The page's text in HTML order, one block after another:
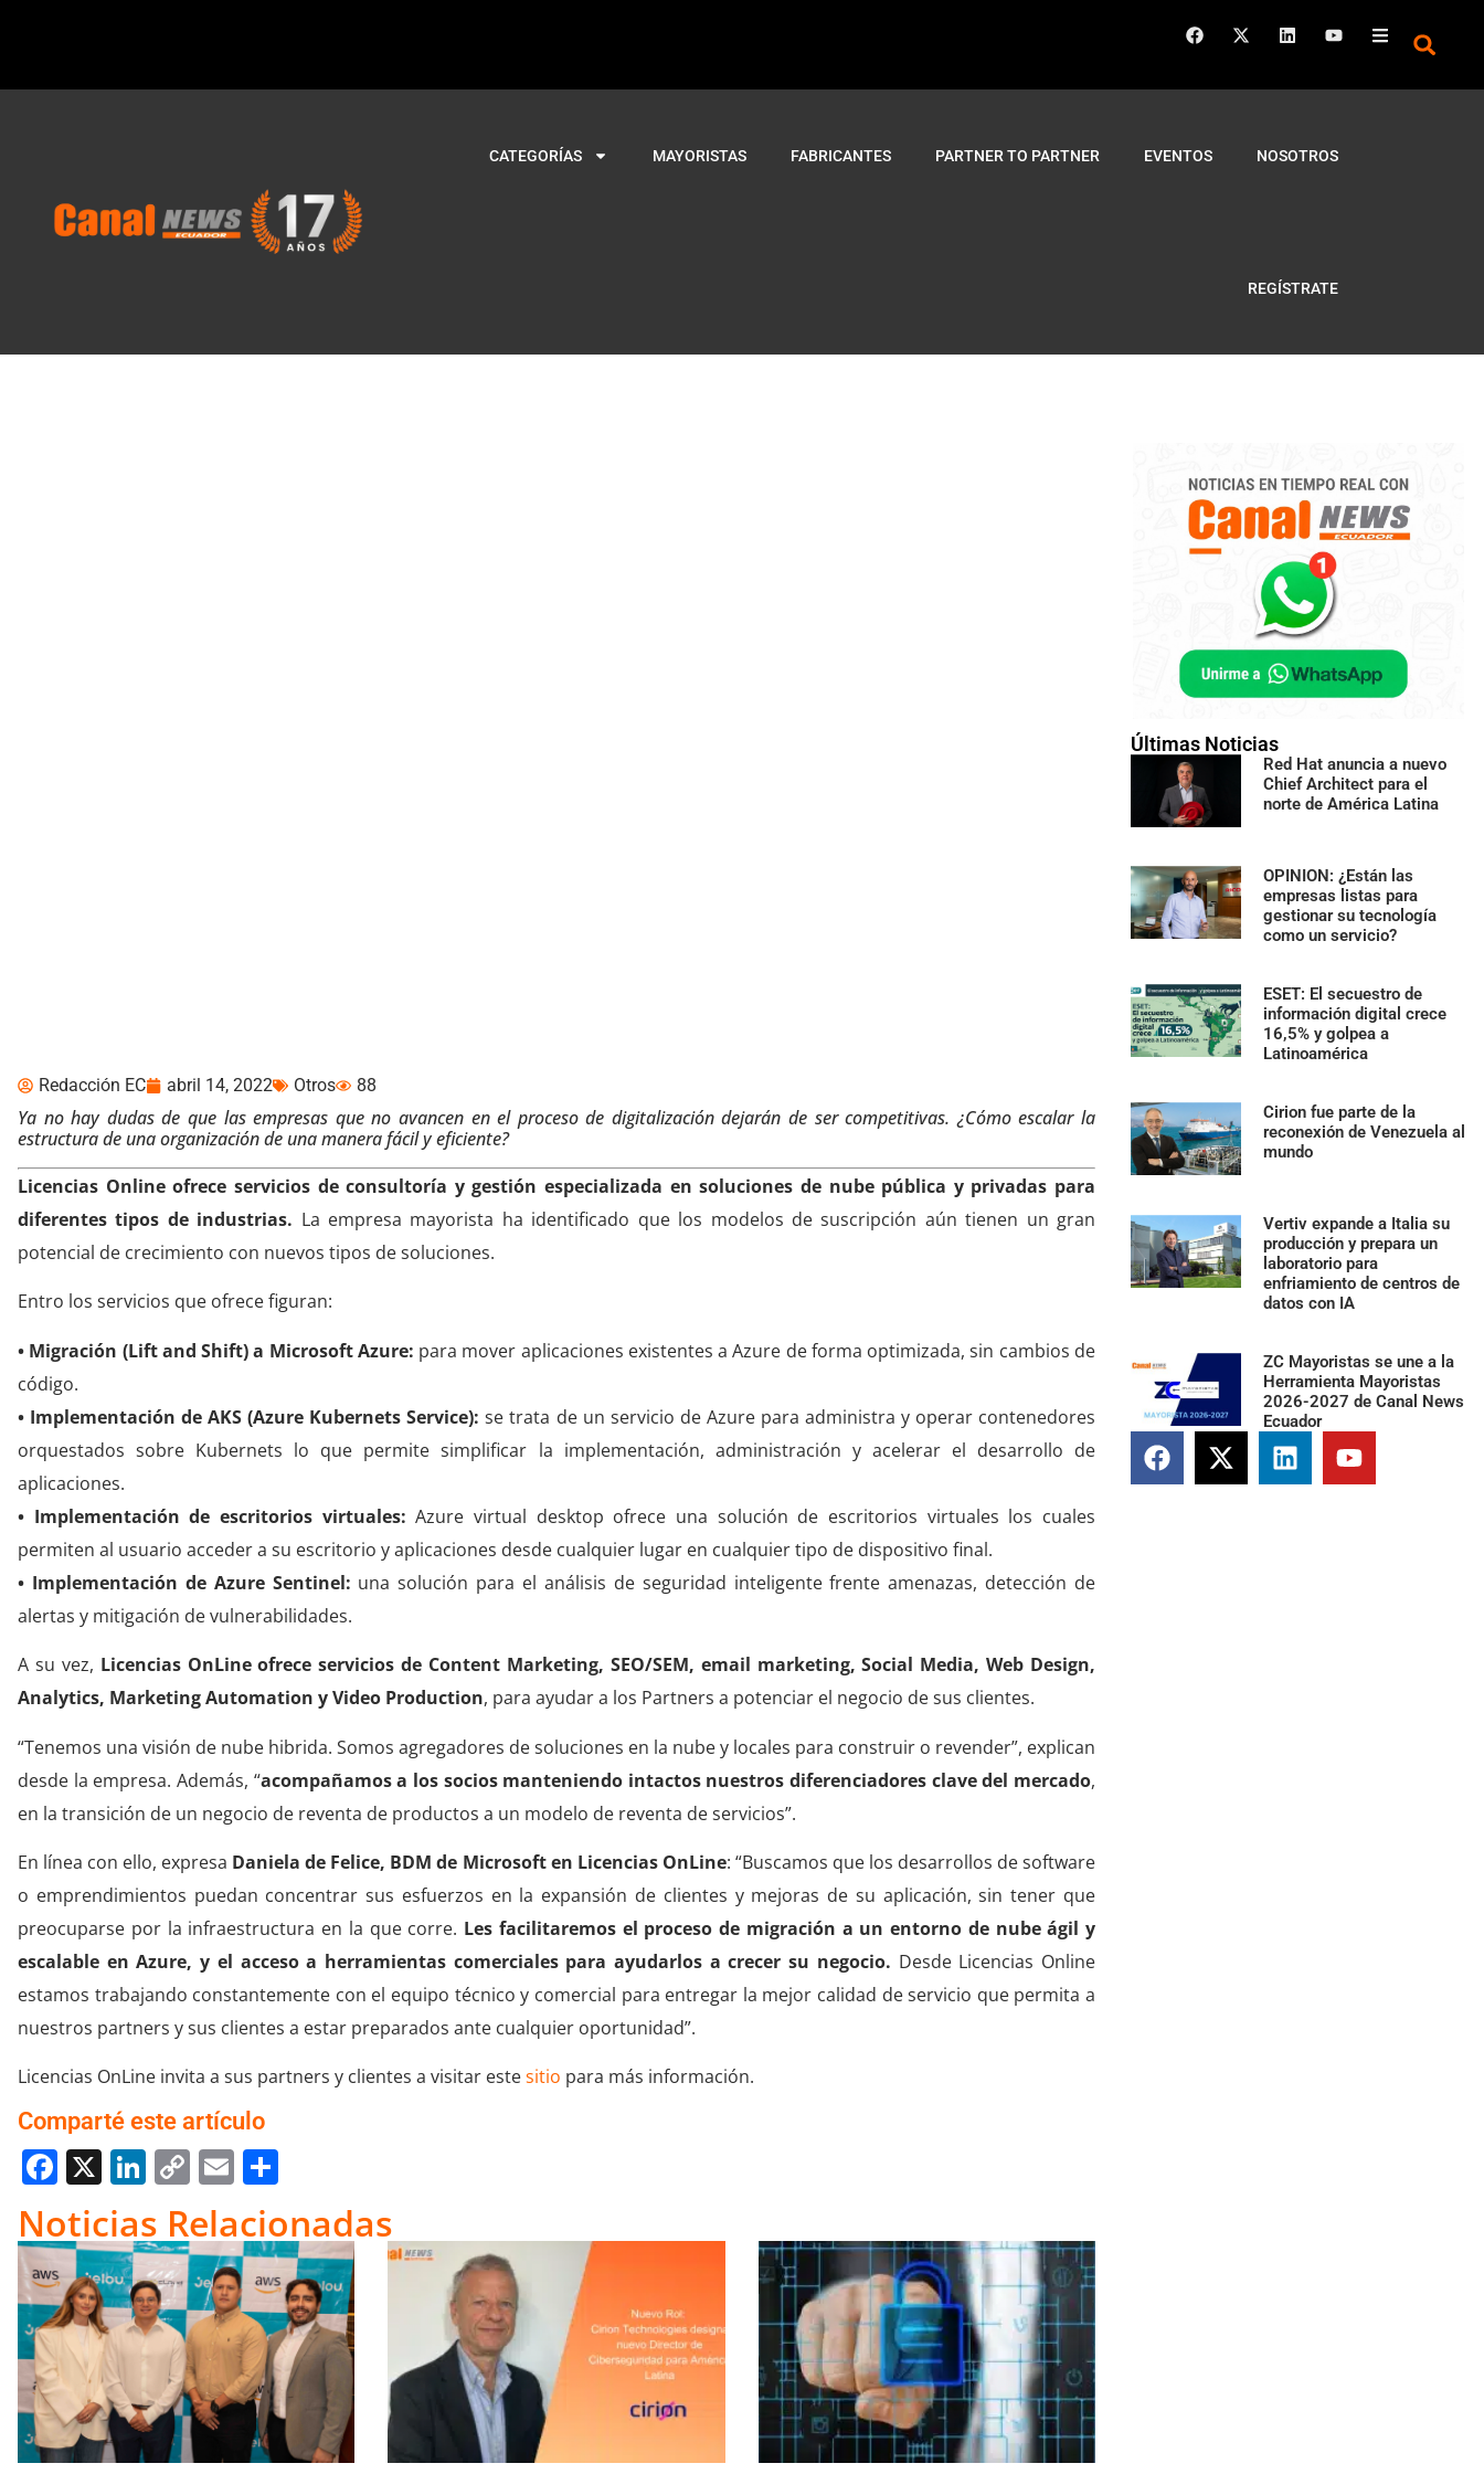
CATEGORÍAS MAYORISTAS FABRICANTES PARTNER TO PARTNER EVENTOS NOSOTROS
REGÍSTRATE
Últimas Noticias
Red Hat anuncia a nuevo
Chief Architect para el
norte de América Latina
OPINION: ¿Están las
empresas listas para
gestionar su tecnología
como un servicio?
ESET: El secuestro de
información digital crece
16,5% y golpea a
Latinoamérica
Cirion fue parte de la
reconexión de Venezuela al
mundo
Vertiv expande a Italia su
producción y prepara un
laboratorio para
enfriamiento de centros de
datos con IA
ZC Mayoristas se une a la
Herramienta Mayoristas
2026-2027 de Canal News
Ecuador
Redacción EC abril 14, 2022 Otros 88
Ya no hay dudas de que las empresas que no avancen en el proceso de digitalización dejarán de ser competitivas. ¿Cómo escalar la
estructura de una organización de una manera fácil y eficiente?
Licencias Online ofrece servicios de consultoría y gestión especializada en soluciones de nube pública y privadas para
diferentes tipos de industrias. La empresa mayorista ha identificado que los modelos de suscripción aún tienen un gran
potencial de crecimiento con nuevos tipos de soluciones.
Entro los servicios que ofrece figuran:
• Migración (Lift and Shift) a Microsoft Azure: para mover aplicaciones existentes a Azure de forma optimizada, sin cambios de
código.
• Implementación de AKS (Azure Kubernets Service):se trata de un servicio de Azure para administra y operar contenedores
orquestados sobre Kubernets lo que permite simplificar la implementación, administración y acelerar el desarrollo de
aplicaciones.
• Implementación de escritorios virtuales: Azure virtual desktop ofrece una solución de escritorios virtuales los cuales
permiten al usuario acceder a su escritorio y aplicaciones desde cualquier lugar en cualquier tipo de dispositivo final.
• Implementación de Azure Sentinel: una solución para el análisis de seguridad inteligente frente amenazas, detección de
alertas y mitigación de vulnerabilidades.
A su vez, Licencias OnLine ofrece servicios de Content Marketing, SEO/SEM, email marketing, Social Media, Web Design,
Analytics, Marketing Automation y Video Production, para ayudar a los Partners a potenciar el negocio de sus clientes.
“Tenemos una visión de nube hibrida. Somos agregadores de soluciones en la nube y locales para construir o revender”, explican
desde la empresa. Además, “acompañamos a los socios manteniendo intactos nuestros diferenciadores clave del mercado,
en la transición de un negocio de reventa de productos a un modelo de reventa de servicios”.
En línea con ello, expresa Daniela de Felice, BDM de Microsoft en Licencias OnLine: “Buscamos que los desarrollos de software
o emprendimientos puedan concentrar sus esfuerzos en la expansión de clientes y mejoras de su aplicación, sin tener que
preocuparse por la infraestructura en la que corre. Les facilitaremos el proceso de migración a un entorno de nube ágil y
escalable en Azure, y el acceso a herramientas comerciales para ayudarlos a crecer su negocio. Desde Licencias Online
estamos trabajando constantemente con el equipo técnico y comercial para entregar la mejor calidad de servicio que permita a
nuestros partners y sus clientes a estar preparados ante cualquier oportunidad”.
Licencias OnLine invita a sus partners y clientes a visitar estesitio para más información.
Comparté este artículo
Facebook
X LinkedIn
Copy
Link
Email
Noticias Relacionadas